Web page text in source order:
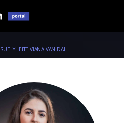
SUELY LEITE VIANA VAN DAL